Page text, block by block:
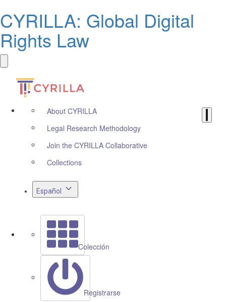
CYRILLA: Global Digital
Rights Law
About CYRILLA
Legal Research Methodology
Join the CYRILLA Collaborative
Collections
Español
Colección
Registrarse